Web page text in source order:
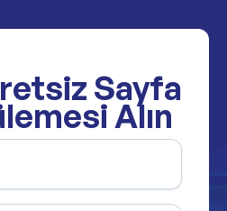
Sayfa
Alın